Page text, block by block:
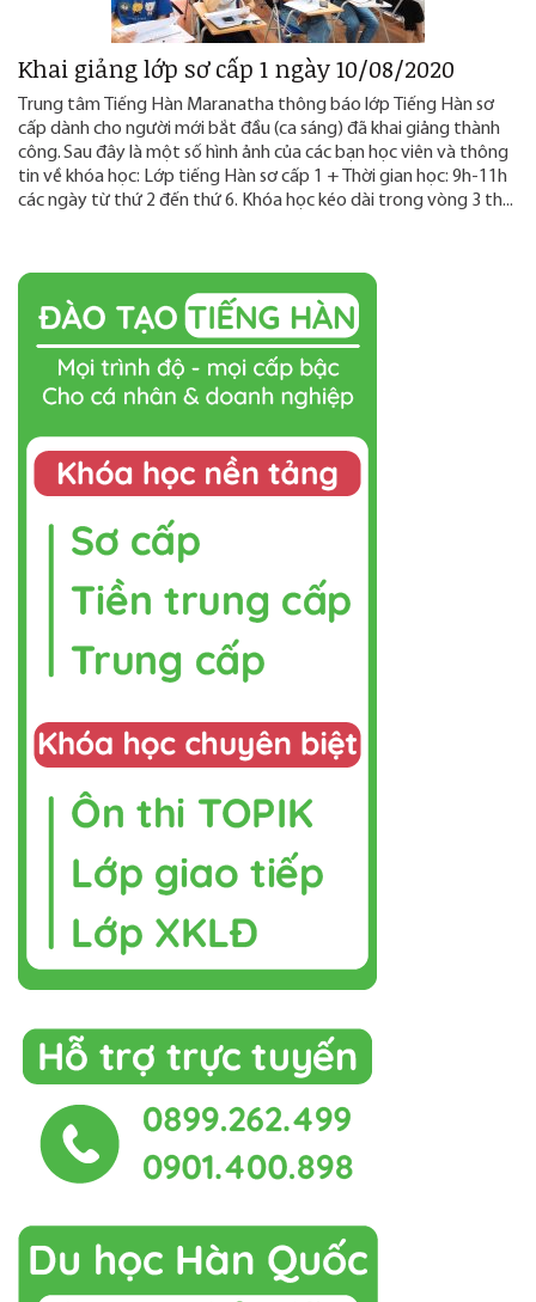
Khai giảng lớp sơ cấp 1 ngày 10/08/2020
Trung tâm Tiếng Hàn Maranatha thông báo lớp Tiếng Hàn sơ
cấp dành cho người mới bắt đầu (ca sáng) đã khai giảng thành
công. Sau đây là một số hình ảnh của các bạn học viên và thông
tin về khóa học: Lớp tiếng Hàn sơ cấp 1 + Thời gian học: 9h-11h
các ngày từ thứ 2 đến thứ 6. Khóa học kéo dài trong vòng 3 th...